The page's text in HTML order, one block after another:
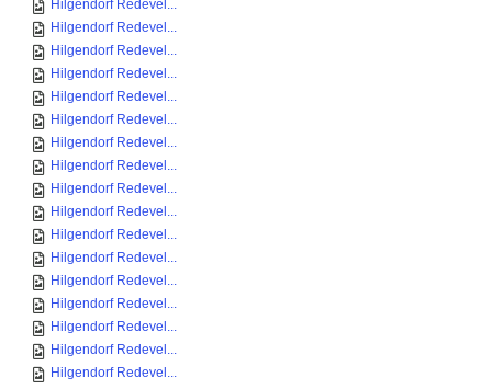
Hilgendorf Redevel...
Hilgendorf Redevel...
Hilgendorf Redevel...
Hilgendorf Redevel...
Hilgendorf Redevel...
Hilgendorf Redevel...
Hilgendorf Redevel...
Hilgendorf Redevel...
Hilgendorf Redevel...
Hilgendorf Redevel...
Hilgendorf Redevel...
Hilgendorf Redevel...
Hilgendorf Redevel...
Hilgendorf Redevel...
Hilgendorf Redevel...
Hilgendorf Redevel...
Hilgendorf Redevel...